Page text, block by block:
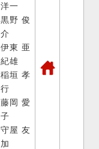
洋一
黒野 俊
介
伊東 亜
紀雄
稲垣 孝
行
藤岡 愛
子
守屋 友
加